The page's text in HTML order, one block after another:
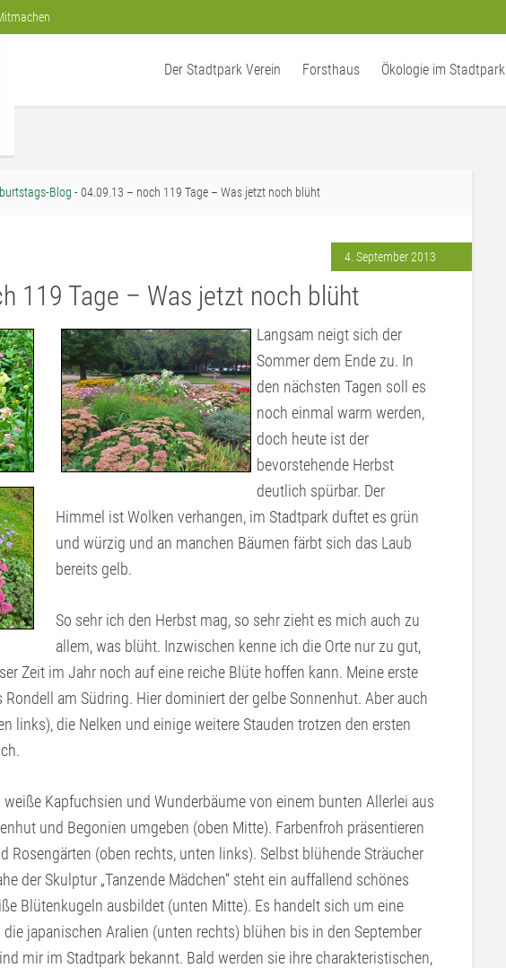
Der Stadtpark Verein Forsthaus Ökologie im Stadtpark
Blog - 04.09.13 – noch 119 Tage – Was jetzt noch blüht
4. September 2013
119 Tage – Was jetzt noch blüht
Langsam neigt sich der
Sommer dem Ende zu. In
den nächsten Tagen soll es
noch einmal warm werden,
doch heute ist der
bevorstehende Herbst
deutlich spürbar. Der
Himmel ist Wolken verhangen, im Stadtpark duftet es grün
und würzig und an manchen Bäumen färbt sich das Laub
bereits gelb.
So sehr ich den Herbst mag, so sehr zieht es mich auch zu
allem, was blüht. Inzwischen kenne ich die Orte nur zu gut,
Zeit im Jahr noch auf eine reiche Blüte hoffen kann. Meine erste
am Südring. Hier dominiert der gelbe Sonnenhut. Aber auch
links), die Nelken und einige weitere Stauden trotzen den ersten
Kapfuchsien und Wunderbäume von einem bunten Allerlei aus
und Begonien umgeben (oben Mitte). Farbenfroh präsentieren
Rosengärten (oben rechts, unten links). Selbst blühende Sträucher
der Skulptur „Tanzende Mädchen“ steht ein auffallend schönes
Blütenkugeln ausbildet (unten Mitte). Es handelt sich um eine
die japanischen Aralien (unten rechts) blühen bis in den September
mir im Stadtpark bekannt. Bald werden sie ihre charakteristischen,